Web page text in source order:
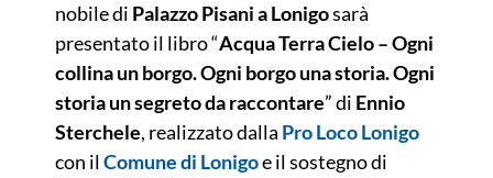
nobile di Palazzo Pisani a Lonigosarà
presentato il libro “Acqua Terra Cielo – Ogni
collina un borgo. Ogni borgo una storia. Ogni
storia un segreto da raccontare” di Ennio
Sterchele, realizzato dalla Pro Loco Lonigo
con ilComune di Lonigoe il sostegno di